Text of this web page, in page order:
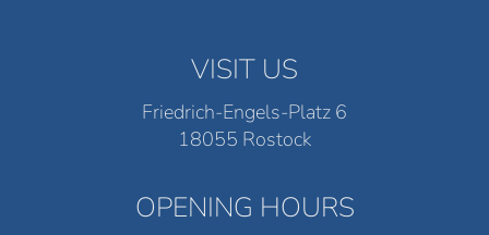
VISIT US
Friedrich-Engels-Platz 6
18055 Rostock
OPENING HOURS